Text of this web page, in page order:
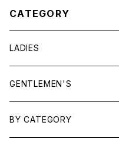
CATEGORY
LADIES
TOPS
SHIRTS
OUTERWEAR
GENTLEMEN'S
TOPS
BY CATEGORY